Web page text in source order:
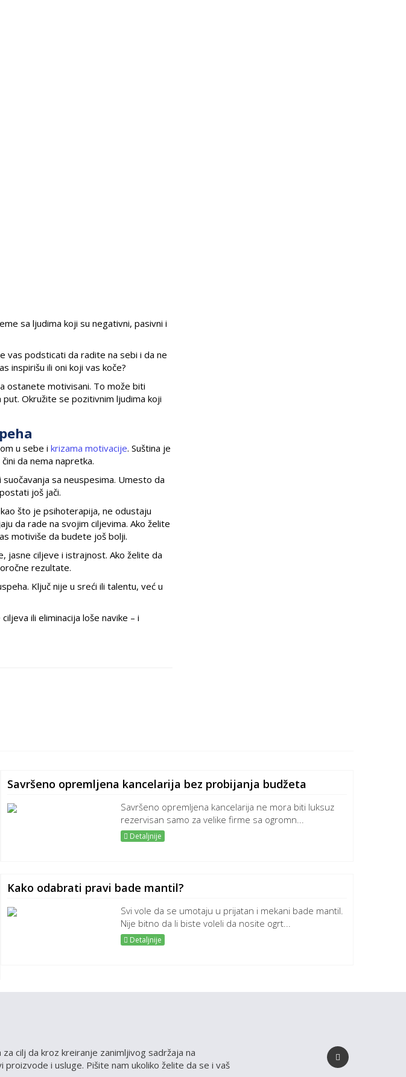
sa ljudima koji su negativni, pasivni i
vas podsticati da radite na sebi i da ne
inspirišu ili oni koji vas koče?
ostanete motivisani. To može biti
Okružite se pozitivnim ljudima koji
u sebe i krizama motivacije. Suština je
da nema napretka.
sa neuspesima. Umesto da
još jači.
što je psihoterapija, ne odustaju
da rade na svojim ciljevima. Ako želite
motiviše da budete još bolji.
jasne ciljeve i istrajnost. Ako želite da
rezultate.
Ključ nije u sreći ili talentu, već u
ili eliminacija loše navike – i
Savršeno opremljena kancelarija bez probijanja budžeta
Savršeno opremljena kancelarija ne mora biti luksuz
rezervisan samo za velike firme sa ogromn...
Detaljnije
Kako odabrati pravi bade mantil?
Svi vole da se umotaju u prijatan i mekani bade mantil.
Nije bitno da li biste voleli da nosite ogrt...
Detaljnije
cilj da kroz kreiranje zanimljivog sadržaja na
proizvode i usluge. Pišite nam ukoliko želite da se i vaš